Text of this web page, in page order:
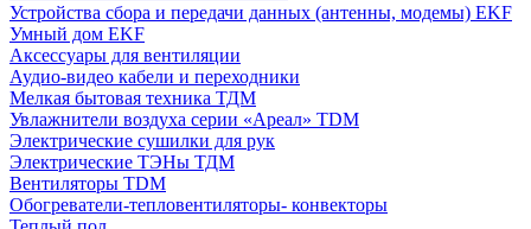
Устройства сбора и передачи данных (антенны, модемы) EKF
Умный дом EKF
Аксессуары для вентиляции
Аудио-видео кабели и переходники
Мелкая бытовая техника ТДМ
Увлажнители воздуха серии «Ареал» TDM
Электрические сушилки для рук
Электрические ТЭНы ТДМ
Вентиляторы TDM
Обогреватели-тепловентиляторы- конвекторы